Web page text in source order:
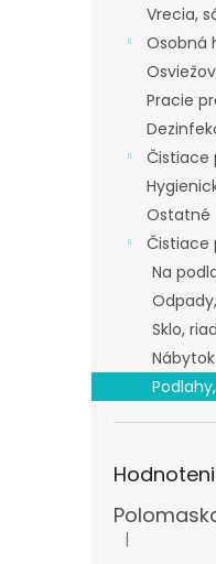
Vrecia,
Osobná
Pracie
Čistiace
Ostatné
Čistiace
Na
Sklo, riad
Nábytok
Hodnotenie
|